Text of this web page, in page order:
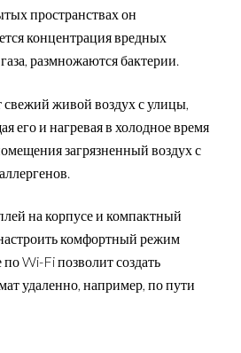
пространствах он
концентрация вредных
размножаются бактерии.
свежий живой воздух с улицы,
его и нагревая в холодное время
загрязненный воздух с
на корпусе и компактный
комфортный режим
Wi-Fi позволит создать
удаленно, например, по пути